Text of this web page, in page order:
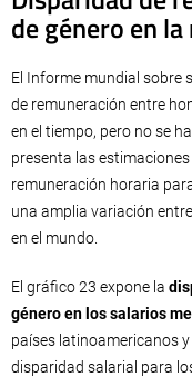
de género en
El Informe mundial sobre
de remuneración entre
en el tiempo, pero no se
presenta las
remuneración horaria
una amplia variación
en el mundo.
El gráfico 23 expone la
género en los salarios
países latinoamericanos
disparidad salarial para